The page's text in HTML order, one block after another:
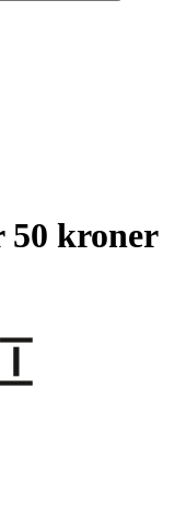
50 kroner